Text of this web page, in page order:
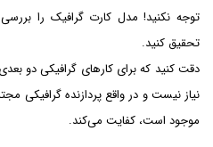
توجه نکنید! مدل کارت گرافیک را
تحقیق کنید.
دقت کنید که برای کارهای گرافیکی دو
موجود است، کفایت می‌کند.